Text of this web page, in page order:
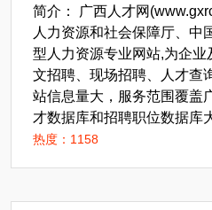
简介： 广西人才网
人力资源和社会保障厅、中
型人力资源专业网站,为企业
文招聘、现场招聘、人才查
站信息量大，服务范围覆盖
才数据库和招聘职位数据库
热度：1158